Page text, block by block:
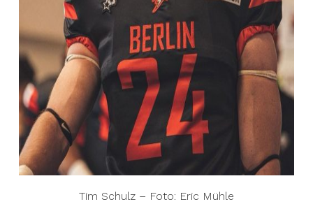
Tim Schulz – Foto: Eric Mühle